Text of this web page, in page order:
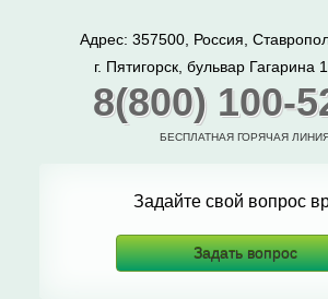
Задайте свой вопрос
Задать вопрос
Адрес: 357500, Россия,
г. Пятигорск, бульвар Гагарина
8(800) 100-
БЕСПЛАТНАЯ ГОРЯЧАЯ